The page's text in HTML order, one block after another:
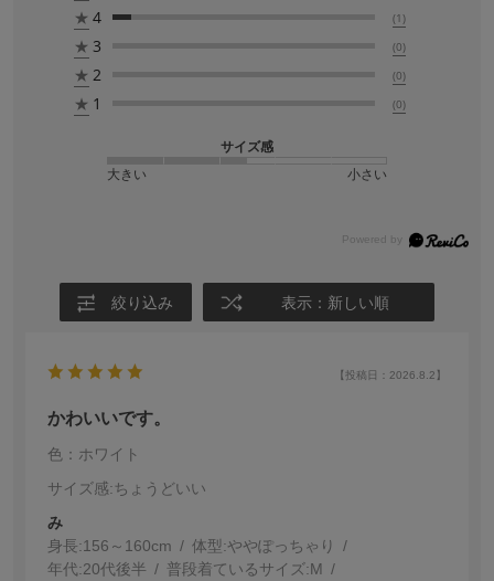
★ 4 (1)
★ 3 (0)
★ 2 (0)
★ 1 (0)
サイズ感
大きい
小さい
絞り込み 表示：新しい順
【投稿日：2026.8.2】
かわいいです。
色：ホワイト
サイズ感:ちょうどいい
み
身長:156～160cm 体型:ぽっちゃり
年代:20代後半 普段着ているサイズ:M